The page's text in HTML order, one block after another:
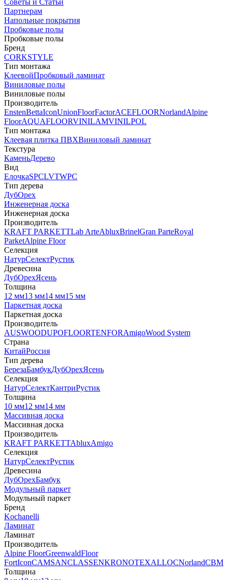
Советы и Статьи
Партнерам
Напольные покрытия
Пробковые полы
Пробковые полы
Бренд
CORKSTYLE
Тип монтажа
КлеевойПробковый ламинат
Виниловые полы
Виниловые полы
Производитель
EnstenBettaIconUnionFloorFactorACEFLOORNorlandAlpine
FloorAQUAFLOORVINILAMVINILPOL
Тип монтажа
Клеевая плитка ПВХВиниловый ламинат
Текстура
КаменьДерево
Вид
ЕлочкаSPCLVTWPC
Тип дерева
ДубОрех
Инженерная доска
Инженерная доска
Производитель
KRAFT PARKETTLab ArteAbluxBrinelGran ParteRoyal
ParketAlpine Floor
Селекция
НатурСелектРустик
Древесина
ДубОрехЯсень
Толщина
12 мм13 мм14 мм15 мм
Паркетная доска
Паркетная доска
Производитель
AUSWOODUPOFLOORTENFORAmigoWood System
Страна
КитайРоссия
Тип дерева
БерезаБамбукДубОрехЯсень
Селекция
НатурСелектКантриРустик
Толщина
10 мм12 мм14 мм
Массивная доска
Массивная доска
Производитель
KRAFT PARKETTAbluxAmigo
Селекция
НатурСелектРустик
Древесина
ДубОрехБамбук
Модульный паркет
Модульный паркет
Бренд
Kochanelli
Ламинат
Ламинат
Производитель
Alpine FloorGreenwaldFloor
FortIconCAMSANCLASSENKRONOTEXALLOCNorlandCBM
Толщина